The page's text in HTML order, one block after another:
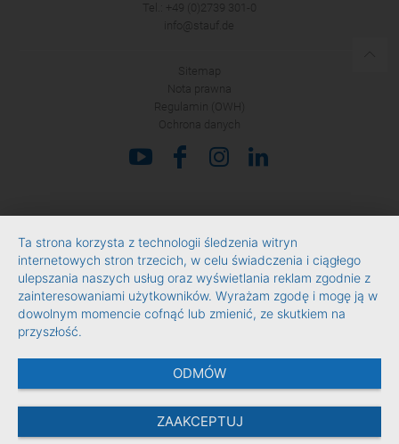
Tel.: +49 (0)2739 301-0
info@stauf.de
Sitemap
Nota prawna
Regulamin (OWH)
Ochrona danych
Ta strona korzysta z technologii śledzenia witryn
internetowych stron trzecich, w celu świadczenia i ciągłego
ulepszania naszych usług oraz wyświetlania reklam zgodnie z
zainteresowaniami użytkowników. Wyrażam zgodę i mogę ją w
dowolnym momencie cofnąć lub zmienić, ze skutkiem na
przyszłość.
ODMÓW
ZAAKCEPTUJ